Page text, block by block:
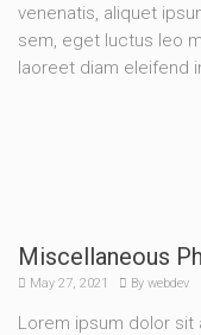
venenatis, aliquet
sem, eget luctus leo
laoreet diam eleifend
Miscellaneous
May 27, 2021 By webdev
Lorem ipsum dolor